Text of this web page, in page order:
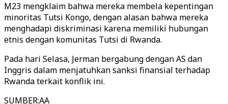
M23 mengklaim bahwa mereka membela kepentingan
minoritas Tutsi Kongo, dengan alasan bahwa mereka
menghadapi diskriminasi karena memiliki hubungan
etnis dengan komunitas Tutsi di Rwanda.
Pada hari Selasa, Jerman bergabung dengan AS dan
Inggris dalam menjatuhkan sanksi finansial terhadap
Rwanda terkait konflik ini.
SUMBER:AA